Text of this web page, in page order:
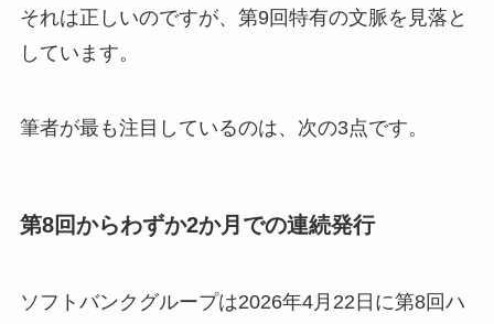
それは正しいのですが、第9回特有の文脈を見落と
しています。
筆者が最も注目しているのは、次の3点です。
第8回からわずか2か月での連続発行
ソフトバンクグループは2026年4月22日に第8回ハ